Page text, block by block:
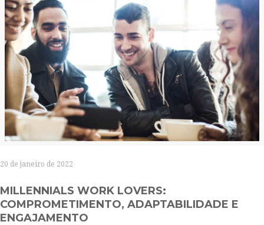
20 de janeiro de 2022
MILLENNIALS WORK LOVERS:
COMPROMETIMENTO, ADAPTABILIDADE E
ENGAJAMENTO